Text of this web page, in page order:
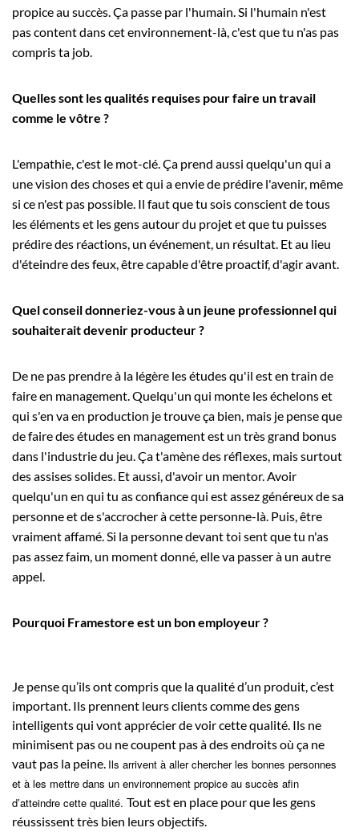
propice au succès. Ça passe par l'humain. Si l'humain n'est
pas content dans cet environnement-là, c'est que tu n'as pas
compris ta job.
Quelles sont les qualités requises pour faire un travail
comme le vôtre ?
L'empathie, c'est le mot-clé. Ça prend aussi quelqu'un qui a
une vision des choses et qui a envie de prédire l'avenir, même
si ce n'est pas possible. Il faut que tu sois conscient de tous
les éléments et les gens autour du projet et que tu puisses
prédire des réactions, un événement, un résultat. Et au lieu
d'éteindre des feux, être capable d'être proactif, d'agir avant.
Quel conseil donneriez-vous à un jeune professionnel qui
souhaiterait devenir producteur ?
De ne pas prendre à la légère les études qu'il est en train de
faire en management. Quelqu'un qui monte les échelons et
qui s'en va en production je trouve ça bien, mais je pense que
de faire des études en management est un très grand bonus
dans l'industrie du jeu. Ça t'amène des réflexes, mais surtout
des assises solides. Et aussi, d'avoir un mentor. Avoir
quelqu'un en qui tu as confiance qui est assez généreux de sa
personne et de s'accrocher à cette personne-là. Puis, être
vraiment affamé. Si la personne devant toi sent que tu n'as
pas assez faim, un moment donné, elle va passer à un autre
appel.
Pourquoi Framestore est un bon employeur ?
Je pense qu’ils ont compris que la qualité d’un produit, c’est
important. Ils prennent leurs clients comme des gens
intelligents qui vont apprécier de voir cette qualité. Ils ne
minimisent pas ou ne coupent pas à des endroits où ça ne
vaut pas la peine. Ils arrivent à aller chercher les bonnes personnes
et à les mettre dans un environnement propice au succès afin
d’atteindre cette qualité. Tout est en place pour que les gens
réussissent très bien leurs objectifs.